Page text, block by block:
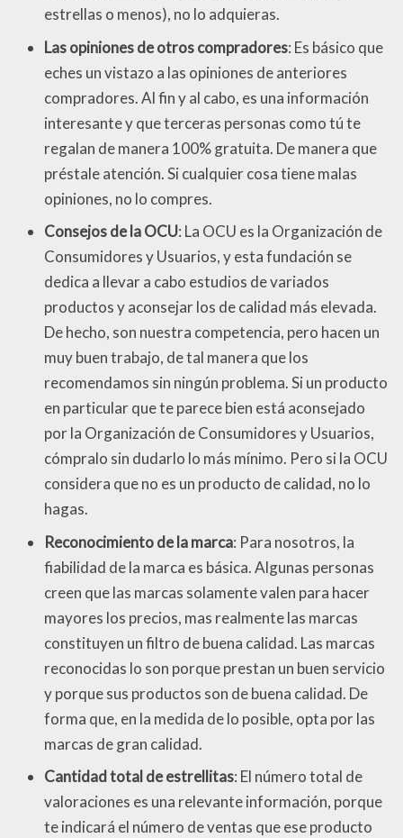
estrellas o menos), no lo adquieras.
Las opiniones de otros compradores: Es básico que
eches un vistazo a las opiniones de anteriores
compradores. Al fin y al cabo, es una información
interesante y que terceras personas como tú te
regalan de manera 100% gratuita. De manera que
préstale atención. Si cualquier cosa tiene malas
opiniones, no lo compres.
Consejos de la OCU: La OCU es la Organización de
Consumidores y Usuarios, y esta fundación se
dedica a llevar a cabo estudios de variados
productos y aconsejar los de calidad más elevada.
De hecho, son nuestra competencia, pero hacen un
muy buen trabajo, de tal manera que los
recomendamos sin ningún problema. Si un producto
en particular que te parece bien está aconsejado
por la Organización de Consumidores y Usuarios,
cómpralo sin dudarlo lo más mínimo. Pero si la OCU
considera que no es un producto de calidad, no lo
hagas.
Reconocimiento de la marca: Para nosotros, la
fiabilidad de la marca es básica. Algunas personas
creen que las marcas solamente valen para hacer
mayores los precios, mas realmente las marcas
constituyen un filtro de buena calidad. Las marcas
reconocidas lo son porque prestan un buen servicio
y porque sus productos son de buena calidad. De
forma que, en la medida de lo posible, opta por las
marcas de gran calidad.
Cantidad total de estrellitas: El número total de
valoraciones es una relevante información, porque
te indicará el número de ventas que ese producto